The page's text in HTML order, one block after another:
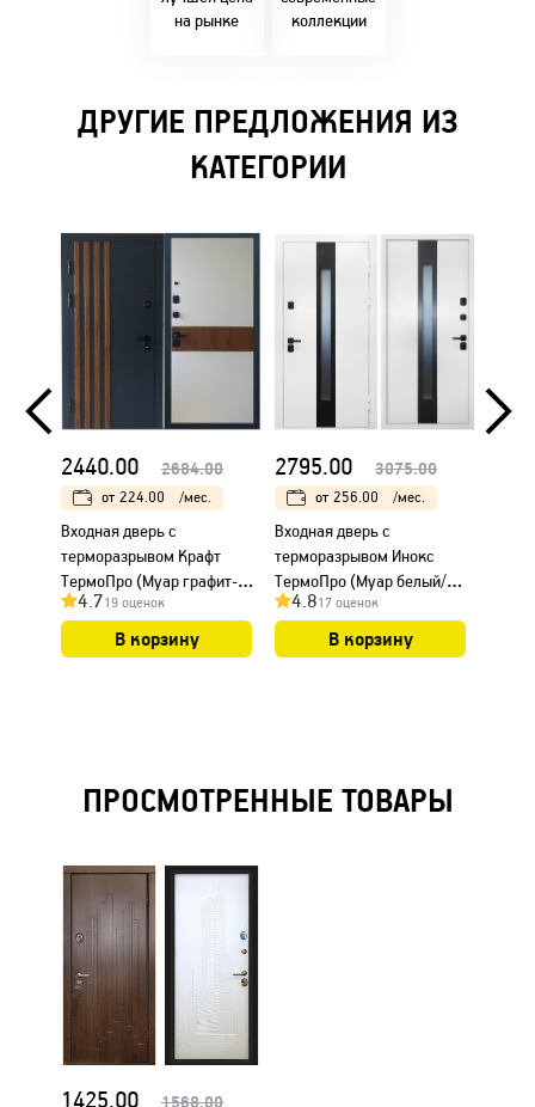
на рынке
коллекции
ДРУГИЕ ПРЕДЛОЖЕНИЯ ИЗ
КАТЕГОРИИ
2440.00 2684.00
от 224.00 /мес.
Входная дверь с
терморазрывом Крафт
ТермоПро (Муар графит-
ПВХ Дуб Вотан/ ПВХ Белый-
Дуб Вотан)
4.719 оценок
В корзину
2795.00 3075.00
от 256.00 /мес.
Входная дверь с
терморазрывом Инокс
ТермоПро (Муар белый/
ПВХ Белый)
4.817 оценок
В корзину
ПРОСМОТРЕННЫЕ ТОВАРЫ
1425.00